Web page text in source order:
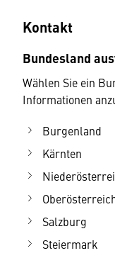
Kontakt
Bundesland
Wählen Sie ein
Informationen
Burgenland
Kärnten
Salzburg
Steiermark